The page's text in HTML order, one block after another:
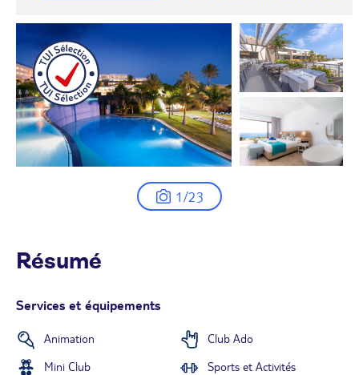
1/23
Résumé
Services et équipements
Animation
Club Ado
Mini Club
Sports et Activités